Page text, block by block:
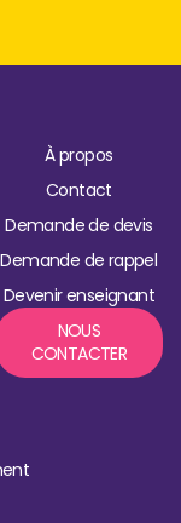
À propos
Contact
Demande de devis
Demande de rappel
Devenir enseignant
NOUS
CONTACTER